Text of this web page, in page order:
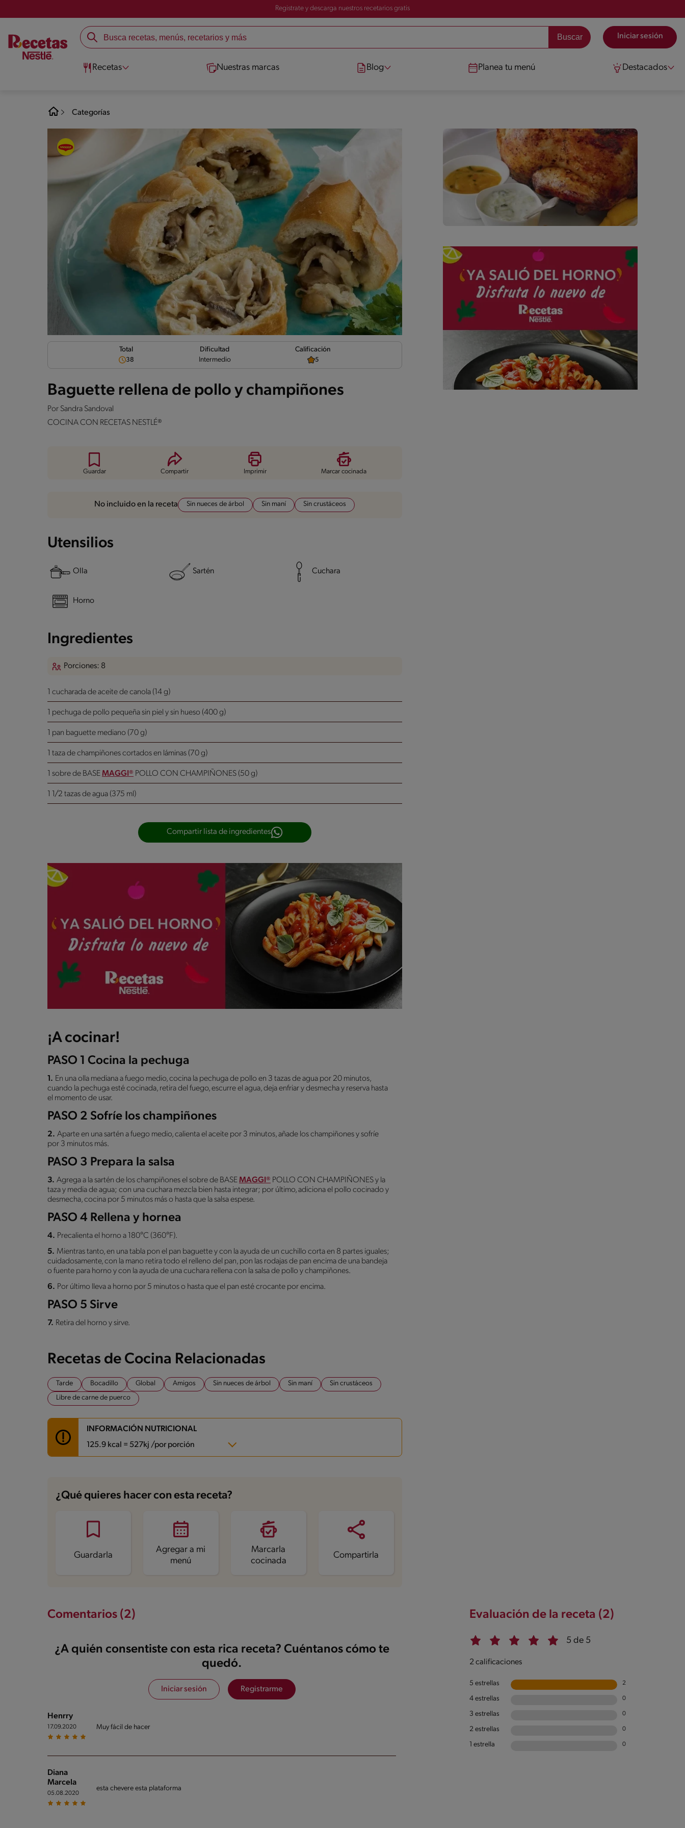
Registrate y descarga nuestros recetarios gratis
Iniciar sesión
Recetas Nuestras marcas Blog Planea tu menú Destacados
Categorías
Total
38
Dificultad
Intermedio
Calificación
5
Baguette rellena de pollo y champiñones
Por Sandra Sandoval
COCINA CON RECETAS NESTLÉ®
Guardar Compartir Imprimir Marcar cocinada
No incluido en la receta Sin nueces de árbol Sin maní Sin crustáceos
Utensilios
Olla Sartén Cuchara
Horno
Ingredientes
Porciones: 8
1 cucharada de aceite de canola (14 g)
1 pechuga de pollo pequeña sin piel y sin hueso (400 g)
1 pan baguette mediano (70 g)
1 taza de champiñones cortados en láminas (70 g)
1 sobre de BASEMAGGI® POLLO CON CHAMPIÑONES (50 g)
1 1/2 tazas de agua (375 ml)
Compartir lista de ingredientes
¡A cocinar!
PASO 1 Cocina la pechuga
1. En una olla mediana a fuego medio, cocina la pechuga de pollo en 3 tazas de agua por 20 minutos,
cuando la pechuga esté cocinada, retira del fuego, escurre el agua, deja enfriar y desmecha y reserva hasta
el momento de usar.
PASO 2 Sofríe los champiñones
2. Aparte en una sartén a fuego medio, calienta el aceite por 3 minutos, añade los champiñones y sofríe
por 3 minutos más.
PASO 3 Prepara la salsa
3. Agrega a la sartén de los champiñones el sobre de BASEMAGGI® POLLO CON CHAMPIÑONES y la
taza y media de agua; con una cuchara mezcla bien hasta integrar; por último, adiciona el pollo cocinado y
desmecha, cocina por 5 minutos más o hasta que la salsa espese.
PASO 4 Rellena y hornea
4. Precalienta el horno a 180°C (360°F).
5. Mientras tanto, en una tabla pon el pan baguette y con la ayuda de un cuchillo corta en 8 partes iguales;
cuidadosamente, con la mano retira todo el relleno del pan, pon las rodajas de pan encima de una bandeja
o fuente para horno y con la ayuda de una cuchara rellena con la salsa de pollo y champiñones.
6. Por último lleva a horno por 5 minutos o hasta que el pan esté crocante por encima.
PASO 5 Sirve
7. Retira del horno y sirve.
Recetas de Cocina Relacionadas
Tarde Bocadillo Global Amigos Sin nueces de árbol Sin maní
Sin crustáceos
Libre de carne de puerco
INFORMACIÓN NUTRICIONAL
125.9 kcal = 527kj /por porción
Energía
125.9 kcal
Grasas 4.1 g
Sodio
¿Qué quieres hacer con esta receta?
Guardarla
Agregar a mi
menú
Marcarla
cocinada
Compartirla
Evaluación de la receta (2)
5 de 5
2 calificaciones
5 estrellas 2
4 estrellas 0
3 estrellas 0
2 estrellas 0
1 estrella 0
Comentarios (2)
¿A quién consentiste con esta rica receta? Cuéntanos cómo te
quedó.
Iniciar sesión Registrarme
Henrry
17.09.2020 Muy fácil de hacer
Diana
Marcela
05.08.2020
esta chevere esta plataforma